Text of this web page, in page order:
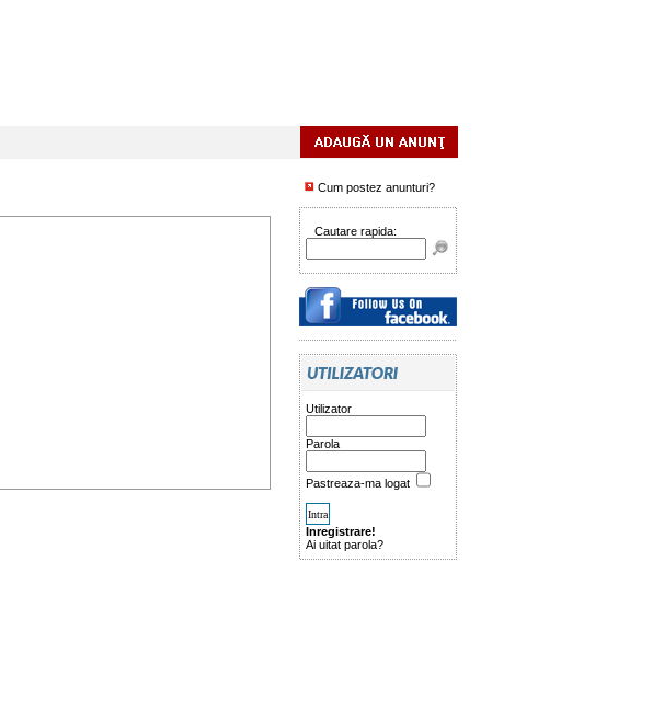
Cum postez anunturi?
Cautare rapida:
Utilizator
Parola
Pastreaza-ma logat
Inregistrare!
Ai uitat parola?